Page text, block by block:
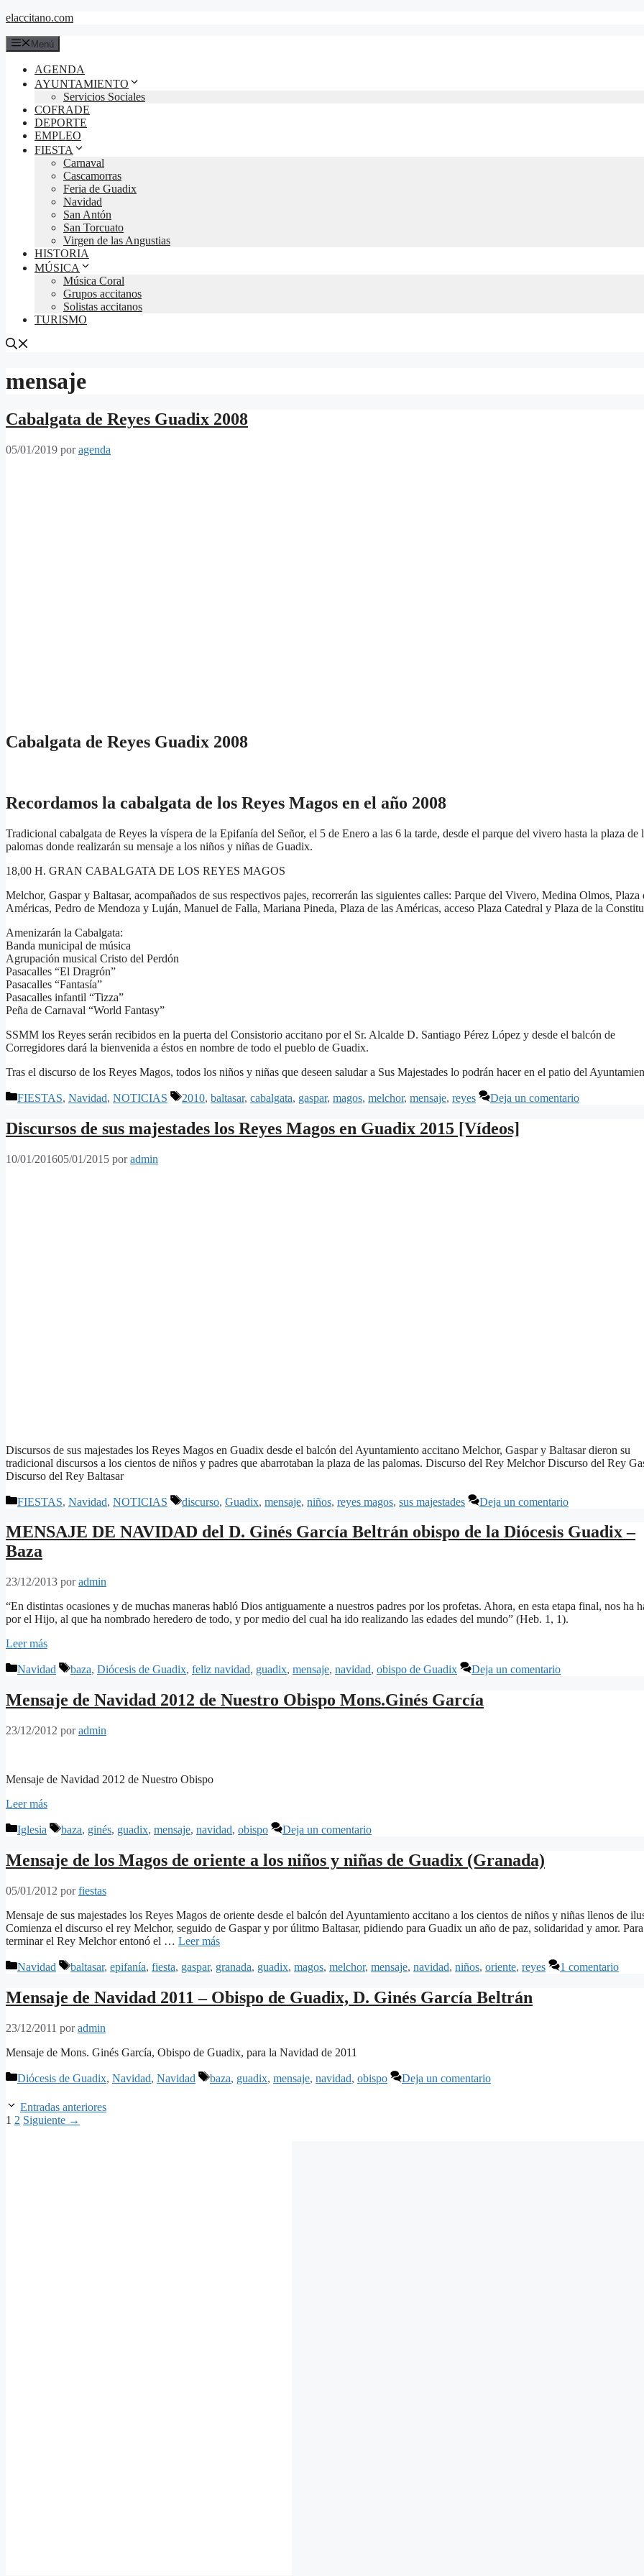
Saltar
contenido
elaccitano.com
Menú
AGENDA
AYUNTAMIENTO
Servicios Sociales
COFRADE
DEPORTE
EMPLEO
FIESTA
Carnaval
Cascamorras
Feria de Guadix
Navidad
San Antón
San Torcuato
Virgen de las Angustias
HISTORIA
MÚSICA
Música Coral
Grupos accitanos
Solistas accitanos
TURISMO
mensaje
Cabalgata de Reyes Guadix 2008
05/01/2019 poragenda
Cabalgata de Reyes Guadix 2008
Recordamos la cabalgata de los Reyes Magos en el año 2008
Tradicional cabalgata de Reyes la víspera de la Epifanía del Señor, el 5 de Enero a las 6 la tarde, desde el parque del vivero hasta la plaza de
palomas donde realizarán su mensaje a los niños y niñas de Guadix.
18,00 H. GRAN CABALGATA DE LOS REYES MAGOS
Melchor, Gaspar y Baltasar, acompañados de sus respectivos pajes, recorrerán las siguientes calles: Parque del Vivero, Medina Olmos, Plaza
Américas, Pedro de Mendoza y Luján, Manuel de Falla, Mariana Pineda, Plaza de las Américas, acceso Plaza Catedral y Plaza de la
Amenizarán la Cabalgata:
Banda municipal de música
Agrupación musical Cristo del Perdón
Pasacalles “El Dragrón”
Pasacalles “Fantasía”
Pasacalles infantil “Tizza”
Peña de Carnaval “World Fantasy”
SSMM los Reyes serán recibidos en la puerta del Consistorio accitano por el Sr. Alcalde D. Santiago Pérez López y desde el balcón de
Corregidores dará la bienvenida a éstos en nombre de todo el pueblo de Guadix.
Tras el discurso de los Reyes Magos, todos los niños y niñas que deseen saludar a Sus Majestades lo podrán hacer en el patio del
Categorías
FIESTAS, Navidad, NOTICIAS Etiquetas
2010, baltasar, cabalgata, gaspar, magos, melchor, mensaje, reyes Deja un comentario
Discursos de sus majestades los Reyes Magos en Guadix 2015 [Vídeos]
10/01/201605/01/2015 poradmin
Discursos de sus majestades los Reyes Magos en Guadix desde el balcón del Ayuntamiento accitano Melchor, Gaspar y Baltasar dieron su
tradicional discursos a los cientos de niños y padres que abarrotaban la plaza de las palomas. Discurso del Rey Melchor Discurso del Rey
Discurso del Rey Baltasar
Categorías
FIESTAS, Navidad, NOTICIAS Etiquetas
discurso, Guadix, mensaje, niños, reyes magos, sus majestades Deja un comentario
MENSAJE DE NAVIDAD del D. Ginés García Beltrán obispo de la Diócesis Guadix –
Baza
23/12/2013 poradmin
“En distintas ocasiones y de muchas maneras habló Dios antiguamente a nuestros padres por los profetas. Ahora, en esta etapa final, nos ha
por el Hijo, al que ha nombrado heredero de todo, y por medio del cual ha ido realizando las edades del mundo” (Heb. 1, 1).
Leer más
Categorías
Navidad Etiquetas
baza, Diócesis de Guadix, feliz navidad, guadix, mensaje, navidad, obispo de Guadix Deja un comentario
Mensaje de Navidad 2012 de Nuestro Obispo Mons.Ginés García
23/12/2012 poradmin
Mensaje de Navidad 2012 de Nuestro Obispo
Leer más
Categorías
Iglesia Etiquetas
baza, ginés, guadix, mensaje, navidad, obispo Deja un comentario
Mensaje de los Magos de oriente a los niños y niñas de Guadix (Granada)
05/01/2012 porfiestas
Mensaje de sus majestades los Reyes Magos de oriente desde el balcón del Ayuntamiento accitano a los cientos de niños y niñas llenos de
Comienza el discurso el rey Melchor, seguido de Gaspar y por úlitmo Baltasar, pidiendo para Guadix un año de paz, solidaridad y amor. Para
terminar el Rey Melchor entonó el … Leer más
Categorías
Navidad Etiquetas
baltasar, epifanía, fiesta, gaspar, granada, guadix, magos, melchor, mensaje, navidad, niños, oriente, reyes 1 comentario
Mensaje de Navidad 2011 – Obispo de Guadix, D. Ginés García Beltrán
23/12/2011 poradmin
Mensaje de Mons. Ginés García, Obispo de Guadix, para la Navidad de 2011
Categorías
Diócesis de Guadix, Navidad, Navidad Etiquetas
baza, guadix, mensaje, navidad, obispo Deja un comentario
Entradas anteriores
Página
1 Página
2 Siguiente →